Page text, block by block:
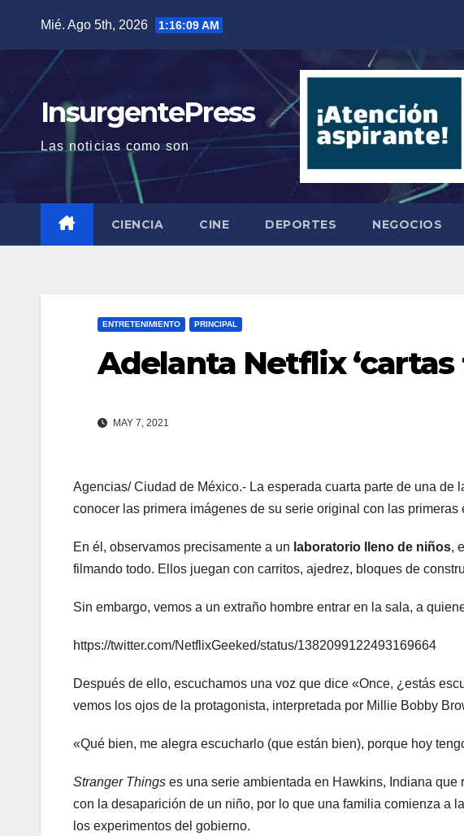
contenido
Mié. Ago 5th, 2026 1:16:10 AM
InsurgentePress
Las noticias como son
CIENCIA CINE DEPORTES NEGOCIOS
ENTRETENIMIENTO PRINCIPAL
Adelanta Netflix ‘cartas
MAY 7, 2021
Agencias/ Ciudad de México.- La esperada cuarta parte de una de
conocer las primera imágenes de su serie original con las
En él, observamos precisamente a un laboratorio lleno de niños,
filmando todo. Ellos juegan con carritos, ajedrez, bloques de
Sin embargo, vemos a un extraño hombre entrar en la sala, a
https://twitter.com/NetflixGeeked/status/1382099122493169664
Después de ello, escuchamos una voz que dice «Once, ¿estás
vemos los ojos de la protagonista, interpretada por Millie Bobby
«Qué bien, me alegra escucharlo (que están bien), porque hoy
Stranger Things es una serie ambientada en Hawkins, Indiana
con la desaparición de un niño, por lo que una familia comienza a
los experimentos del gobierno.